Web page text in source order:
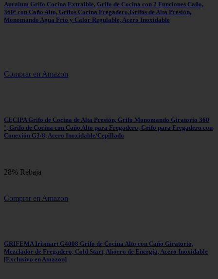
Auralum Grifo Cocina Extraible, Grifo de Cocina con 2 Funciones Caño,
360º con Caño Alto, Grifos Cocina Fregadero,Grifos de Alta Presión,
Monomando Agua Frío y Calor Regulable, Acero Inoxidable
Comprar en Amazon
CECIPA Grifo de Cocina de Alta Presión, Grifo Monomando Giratorio 360
°, Grifo de Cocina con Caño Alto para Fregadero, Grifo para Fregadero con
Conexión G3/8, Acero Inoxidable/Cepillado
28% Rebaja
Comprar en Amazon
GRIFEMA Irismart G4008 Grifo de Cocina Alto con Caño Giratorio,
Mezclador de Fregadero, Cold Start, Ahorro de Energía, Acero Inoxidable
[Exclusivo en Amazon]